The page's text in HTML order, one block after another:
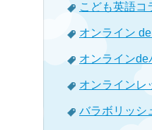
こども英語コ
オンライン
オンライン
オンラインレ
バラボリッシ